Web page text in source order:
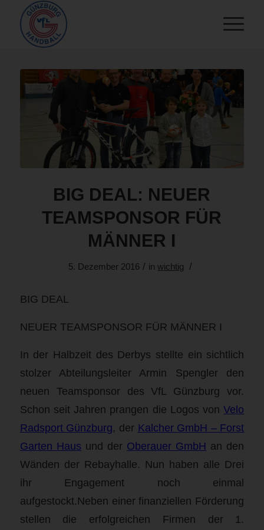
BIG DEAL: NEUER
TEAMSPONSOR FÜR
MÄNNER I
5. Dezember 2016 / inwichtig /
BIG DEAL
NEUER TEAMSPONSOR FÜR MÄNNER I
In der Halbzeit des Derbys stellte ein sichtlich
stolzer Abteilungsleiter Armin Spengler den
neuen Teamsponsor des VfL Günzburg vor.
Schon seit Jahren prangen die Logos vonVelo
Radsport Günzburg, der Kalcher GmbH – Forst
Garten Haus und der Oberauer GmbH an den
Wänden der Rebayhalle. Nun haben alle Drei
ihr Engagement noch einmal
aufgestockt.Neben einer finanziellen Förderung
stellen die erfolgreichen Firmen der 1.